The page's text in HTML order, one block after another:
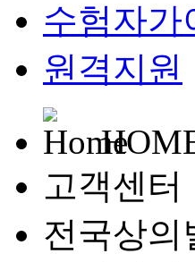
수험자가
원격지원
고객센터
전국상의